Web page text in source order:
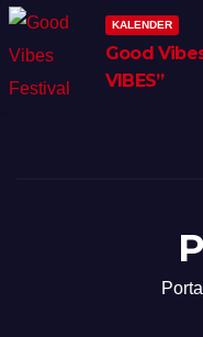
KALENDER
Good
VIBES”